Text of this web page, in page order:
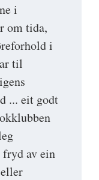
i
om tida,
i
til
... eit godt
av ein